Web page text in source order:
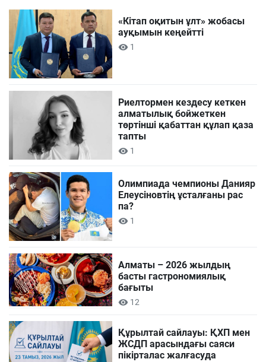
«Кітап оқитын ұлт» жобасы
ауқымын кеңейтті
1
Риелтормен кездесу кеткен
алматылық бойжеткен
төртінші қабаттан құлап қаза
тапты
1
Олимпиада чемпионы Данияр
Елеусіновтің ұсталғаны рас
па?
1
Алматы – 2026 жылдың
басты гастрономиялық
бағыты
12
Құрылтай сайлауы: ҚХП мен
ЖСДП арасындағы саяси
пікірталас жалғасуда